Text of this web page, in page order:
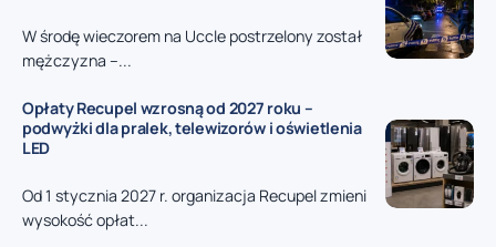
W środę wieczorem na Uccle postrzelony został
mężczyzna –...
Opłaty Recupel wzrosną od 2027 roku –
podwyżki dla pralek, telewizorów i oświetlenia
LED
Od 1 stycznia 2027 r. organizacja Recupel zmieni
wysokość opłat...